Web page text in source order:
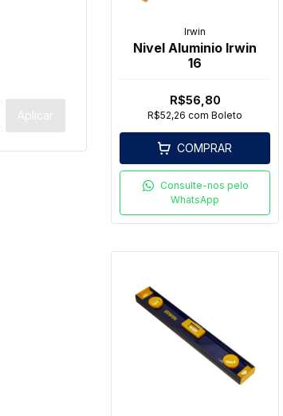
Aplicar
Irwin
Nivel Aluminio Irwin
16
R$56,80
R$52,26com Boleto
COMPRAR
Consulte-nos pelo
WhatsApp